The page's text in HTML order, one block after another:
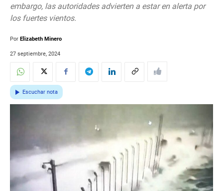
embargo, las autoridades advierten a estar en alerta por
los fuertes vientos.
Por Elizabeth Minero
27 septiembre, 2024
Escuchar nota